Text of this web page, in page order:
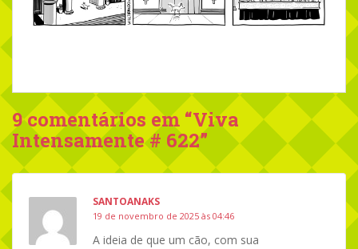
9 comentários em “Viva
Intensamente # 622”
SANTOANAKS
19 de novembro de 2025 às 04:46
A ideia de que um cão, com sua